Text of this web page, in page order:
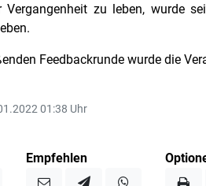
zu leben, wurde
Feedbackrunde wurde die
01:38 Uhr
Empfehlen